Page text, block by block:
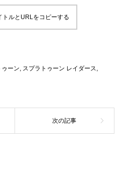
トルとURLをコピーする
ゥーン, スプラトゥーン レイダース,